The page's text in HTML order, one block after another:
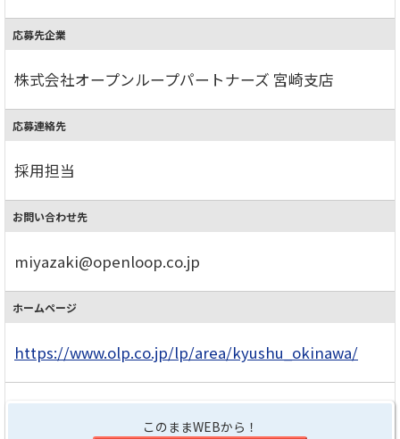
応募先企業
株式会社オープンループパートナーズ 宮崎支店
応募連絡先
採用担当
お問い合わせ先
miyazaki@openloop.co.jp
ホームページ
https://www.olp.co.jp/lp/area/kyushu_okinawa/
このままWEBから！